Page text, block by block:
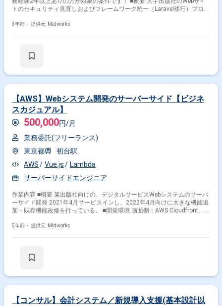
トのセキュリティ見直しおよびフレームワーク統一（Laravel移行）プロジ
業務を担当します。フルリモートでの勤務も可能です。 ■具体的な業務内
ロジェクトの一員として、コミュニケーションを取りながら業務を進めて
------------------------------------------ ※弊社では、法人、請負いの案件は取り扱っており
ません。
3年前・ 提供元: Midworks
【AWS】Webシステム開発のサーバーサイド【ビジネ
スカジュアル】
500,000円/月
業務委託(フリーランス)
東京都
初台駅
AWS
Vue.js
Lambda
サーバーサイドエンジニア
作業内容 ■概要 某出版社向けの、デジタルサービスWebシステムのサーバ
ーサイド開発 2021年4月サービスインし、2022年4月向けに大きな機能追
加・既存機能改修を行っている。 ■開発環境 画面側：AWS Cloudfront、
Batch（Fargate構成） DB：AWS Aurora（MySQL）、DynamoDB ■作業環
5年前・ 提供元: Midworks
【コンサル】会計システム／新規導入支援(基本設計以